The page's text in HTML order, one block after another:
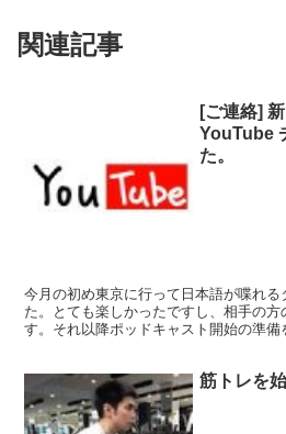
関連記事
[ご連絡]
YouTube
た。
今月の初め東京に行って日本語が喋れ
た。とても楽しかったですし、相手の
す。それ以降ポッドキャスト開始の準
は、バンコク在住のダイ(@daijirok-jp)で
筋トレを